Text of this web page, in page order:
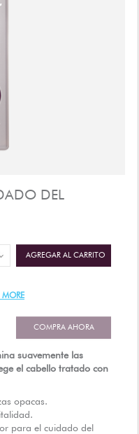
BUILDER
DE EXTENSION
DEL
AGREGAR AL CARRITO
MORE
COMPRA AHORA
suavemente las
el cabello tratado con
opacas.
para el cuidado del